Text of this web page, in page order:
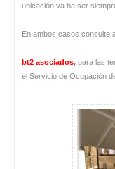
ubicación va ha ser
En ambos casos consulte
bt2 asociados, para las
el Servicio de Ocupación